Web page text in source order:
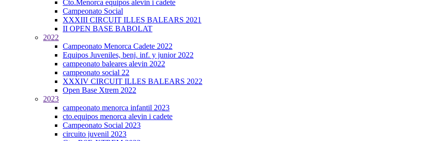
Cto.Menorca equipos alevin i cadete
Campeonato Social
XXXIII CIRCUIT ILLES BALEARS 2021
II OPEN BASE BABOLAT
2022
Campeonato Menorca Cadete 2022
Equipos Juveniles, benj. inf. y junior 2022
campeonato baleares alevin 2022
campeonato social 22
XXXIV CIRCUIT ILLES BALEARS 2022
Open Base Xtrem 2022
2023
campeonato menorca infantil 2023
cto.equipos menorca alevin i cadete
Campeonato Social 2023
circuito juvenil 2023